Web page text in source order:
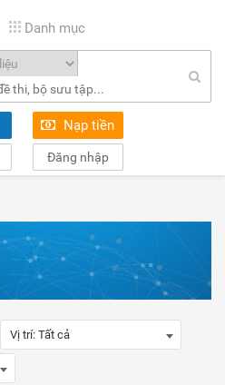
Danh mục
Nạp tiền
Đăng nhập
Vị trí: Tất cả